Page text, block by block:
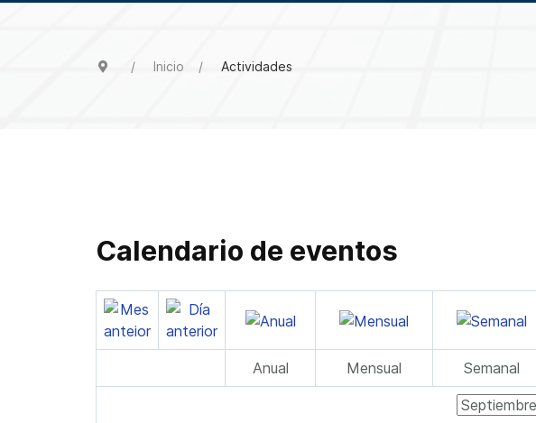
Inicio Actividades
Calendario de eventos
Anual Mensual Semanal